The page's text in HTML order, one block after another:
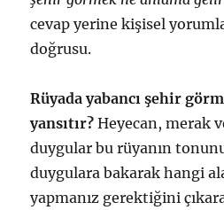
cevap yerine kişisel
doğrusu.
Rüyada yabancı şehir
yansıtır? Heyecan, merak
duygular bu rüyanın
duygulara bakarak hangi
yapmanız gerektiğini